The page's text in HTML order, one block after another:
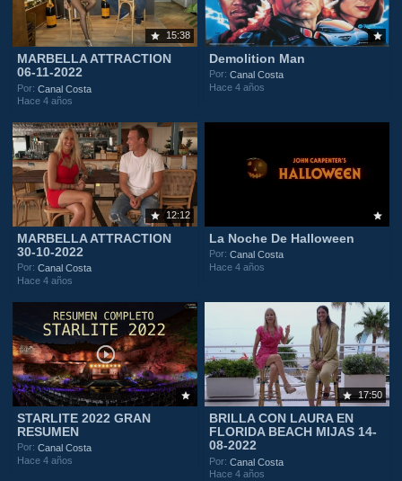
15:38
MARBELLA ATTRACTION
06-11-2022
Por:Canal Costa
Hace 4 años
Demolition Man
Por:Canal Costa
Hace 4 años
12:12
MARBELLA ATTRACTION
30-10-2022
Por:Canal Costa
Hace 4 años
La Noche De Halloween
Por:Canal Costa
Hace 4 años
STARLITE 2022 GRAN
RESUMEN
Por:Canal Costa
Hace 4 años
17:50
BRILLA CON LAURA EN
FLORIDA BEACH MIJAS 14-
08-2022
Por:Canal Costa
Hace 4 años